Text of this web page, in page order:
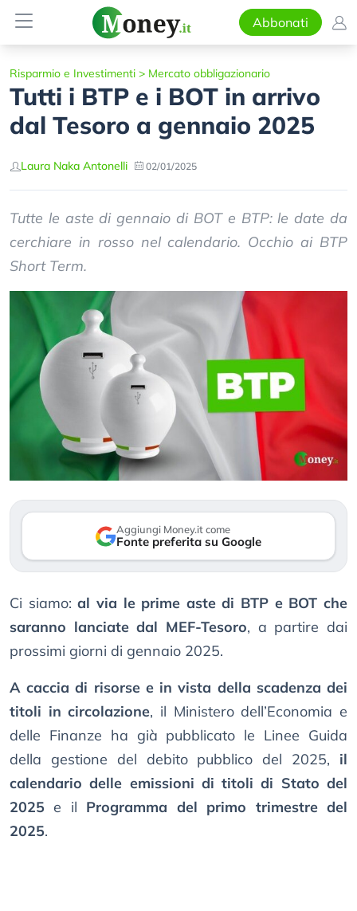
Abbonati
Risparmio e Investimenti > Mercato obbligazionario
Tutti i BTP e i BOT in arrivo
dal Tesoro a gennaio 2025
Laura Naka Antonelli 02/01/2025
Tutte le aste di gennaio di BOT e BTP: le date da
cerchiare in rosso nel calendario. Occhio ai BTP
Short Term.
Aggiungi Money.it come
Fonte preferita su Google
Ci siamo:al via le prime aste di BTP e BOT che
saranno lanciate dal MEF-Tesoro, a partire dai
prossimi giorni di gennaio 2025.
A caccia di risorse e in vista della scadenza dei
titoli in circolazione, il Ministero dell’Economia e
delle Finanze ha già pubblicato le Linee Guida
della gestione del debito pubblico del 2025, il
calendario delle emissioni di titoli di Stato del
2025 e il Programma del primo trimestre del
2025.